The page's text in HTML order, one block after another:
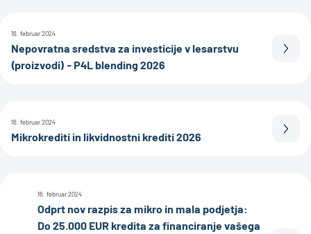
16. februar 2024
Nepovratna sredstva za investicije v lesarstvu
(proizvodi) - P4L blending 2026
16. februar 2024
Mikrokrediti in likvidnostni krediti 2026
16. februar 2024
Odprt nov razpis za mikro in mala podjetja:
Do 25.000 EUR kredita za financiranje vašega